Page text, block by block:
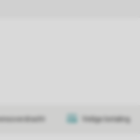
Veilige betaling